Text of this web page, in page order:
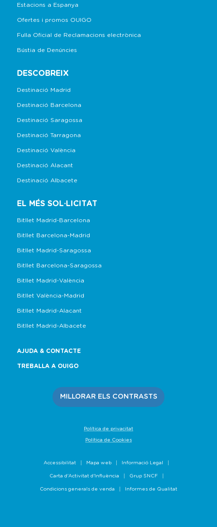
Estacions a Espanya
Ofertes i promos OUIGO
Fulla Oficial de Reclamacions electrònica
Bústia de Denúncies
DESCOBREIX
Destinació Madrid
Destinació Barcelona
Destinació Saragossa
Destinació Tarragona
Destinació València
Destinació Alacant
Destinació Albacete
EL MÉS SOL·LICITAT
Bitllet Madrid-Barcelona
Bitllet Barcelona-Madrid
Bitllet Madrid-Saragossa
Bitllet Barcelona-Saragossa
Bitllet Madrid-València
Bitllet València-Madrid
Bitllet Madrid-Alacant
Bitllet Madrid-Albacete
AJUDA & CONTACTE
TREBALLA A OUIGO
MILLORAR ELS CONTRASTS
Política de privacitat
Política de Cookies
Accessibilitat Mapa web Informació Legal
Carta d'Activitat d'Influència Grup SNCF
Condicions generals de venda Informes de Qualitat